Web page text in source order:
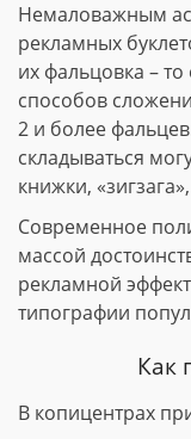
Немаловажным
рекламных
их фальцовка – то
способов
2 и более
складываться
книжки,
Современное
массой
рекламной
типографии
Как
В копицентрах